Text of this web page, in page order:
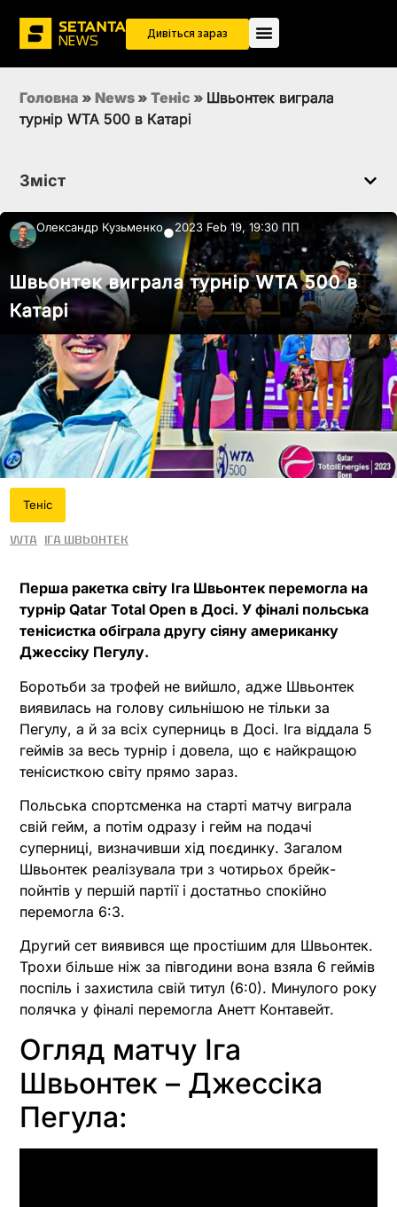
Дивіться зараз
Головна » News » Теніс » Швьонтек виграла
турнір WTA 500 в Катарі
Зміст
Олександр Кузьменко●2023 Feb 19, 19:30 ПП
Швьонтек виграла турнір WTA 500 в
Катарі
Теніс
WTA Іга Швьонтек
Перша ракетка світу Іга Швьонтек перемогла на
турнір Qatar Total Open в Досі. У фіналі польська
тенісистка обіграла другу сіяну американку
Джессіку Пегулу.
Боротьби за трофей не вийшло, адже Швьонтек
виявилась на голову сильнішою не тільки за
Пегулу, а й за всіх суперниць в Досі. Іга віддала 5
геймів за весь турнір і довела, що є найкращою
тенісисткою світу прямо зараз.
Польська спортсменка на старті матчу виграла
свій гейм, а потім одразу і гейм на подачі
суперниці, визначивши хід поєдинку. Загалом
Швьонтек реалізувала три з чотирьох брейк-
пойнтів у першій партії і достатньо спокійно
перемогла 6:3.
Другий сет виявився ще простішим для Швьонтек.
Трохи більше ніж за півгодини вона взяла 6 геймів
поспіль і захистила свій титул (6:0). Минулого року
полячка у фіналі перемогла Анетт Контавейт.
Огляд матчу Іга
Швьонтек – Джессіка
Пегула: